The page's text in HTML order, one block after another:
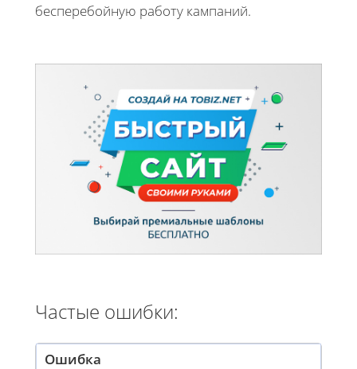
бесперебойную работу кампаний.
Частые ошибки:
Ошибка